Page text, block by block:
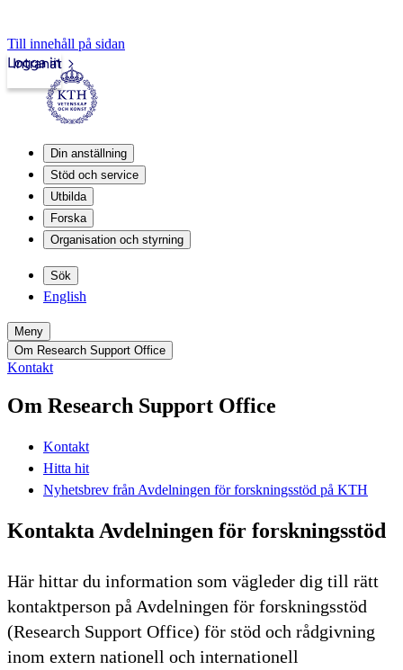
Till innehåll på sidan
Intranät
Logga in
Din anställning
Stöd och service
Utbilda
Forska
Organisation och styrning
Sök
English
Meny
Om Research Support Office
Kontakt
Om Research Support Office
Kontakt
Hitta hit
Nyhetsbrev från Avdelningen för forskningsstöd på KTH
Kontakta Avdelningen för forskningsstöd
Här hittar du information som vägleder dig till rätt
kontaktperson på Avdelningen för forskningsstöd
(Research Support Office) för stöd och rådgivning
inom extern nationell och internationell